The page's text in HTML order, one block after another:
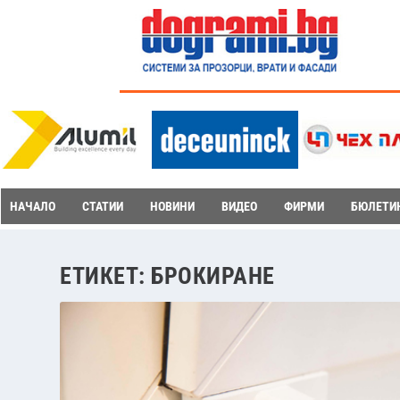
НАЧАЛО СТАТИИ НОВИНИ ВИДЕО ФИРМИ
ЕТИКЕТ: БРОКИРАНЕ